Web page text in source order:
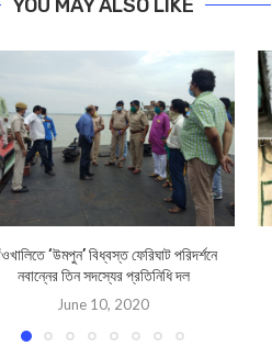
YOU MAY ALSO LIKE
‘উমপুন’ বিধ্বস্ত ফেরিঘাট পরিদর্শনে
নবান্নের তিন সদস্যের প্রতিনিধি দল
June 10, 2020